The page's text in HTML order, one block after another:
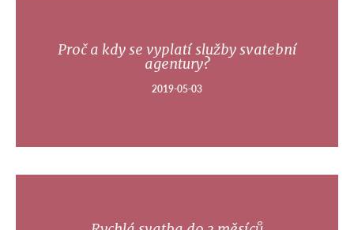
Proč a kdy se vyplatí služby svatební
agentury?
2019-05-03